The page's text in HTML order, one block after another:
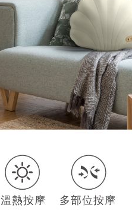
溫熱按摩 多部位按摩